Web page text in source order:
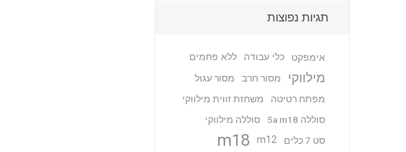
תגיות נפוצות
אימפקט כלי עבודה ללא פחמים
מילווקי מסור חרב
מסור עגול
מפתח רטיטה
משחזת זווית מילווקי
סוללה 5a m18
סוללה מילווקי
סט 7 כלים
m12
m18